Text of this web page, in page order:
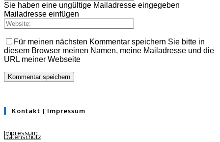
Sie haben eine ungültige Mailadresse eingegeben
Mailadresse einfügen
Für meinen nächsten Kommentar speichern Sie bitte in
diesem Browser meinen Namen, meine Mailadresse und die
URL meiner Webseite
Kontakt | Impressum
Impressum
Datenschutz